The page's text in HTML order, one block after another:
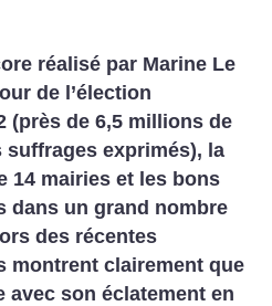
réalisé par Marine Le
de l’élection
(près de 6,5 millions de
suffrages exprimés), la
14 mairies et les bons
dans un grand nombre
des récentes
montrent clairement que
avec son éclatement en